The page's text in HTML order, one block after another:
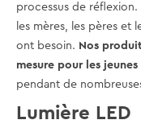
processus de
les mères, les pères et
ont besoin. Nos
mesure pour les
pendant de
Lumière LED